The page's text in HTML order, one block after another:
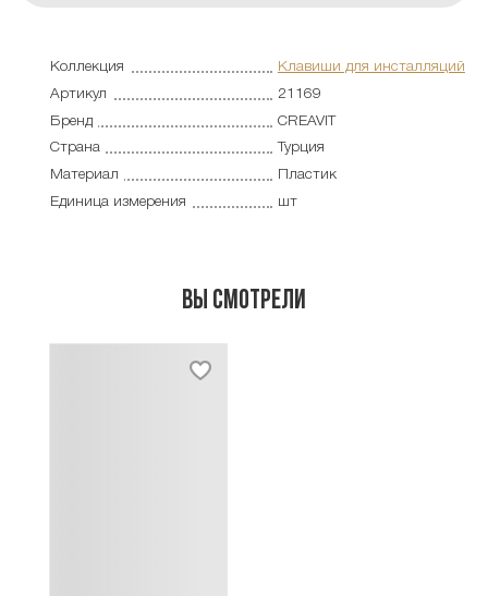
Коллекция
Клавиши для инсталляций
Артикул
21169
Бренд
CREAVIT
Страна
Турция
Материал
Пластик
Единица измерения
шт
Вы смотрели